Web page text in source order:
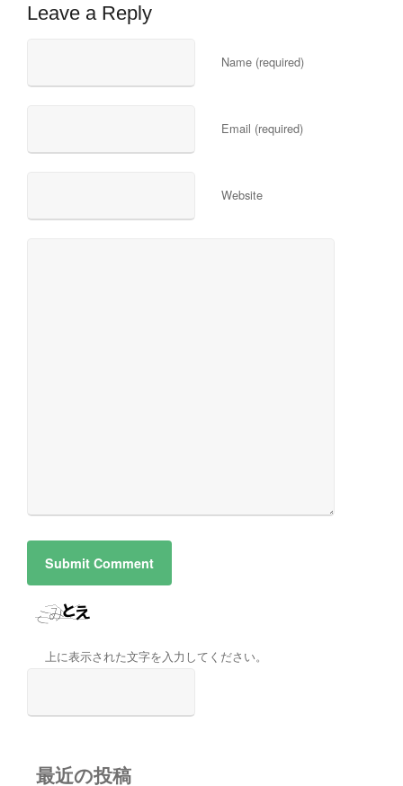
Leave a Reply
Name (required)
Email (required)
Website
上に表示された文字を入力してください。
最近の投稿